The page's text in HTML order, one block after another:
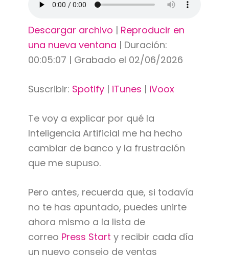
Descargar archivo | Reproducir en
una nueva ventana | Duración:
00:05:07 | Grabado el 02/06/2026
Suscribir: Spotify| iTunes | iVoox
Te voy a explicar por qué la
Inteligencia Artificial me ha hecho
cambiar de banco y la frustración
que me supuso.
Pero antes, recuerda que, si todavía
no te has apuntado, puedes unirte
ahora mismo a la lista de
correo Press Start y recibir cada día
un nuevo consejo de ventas